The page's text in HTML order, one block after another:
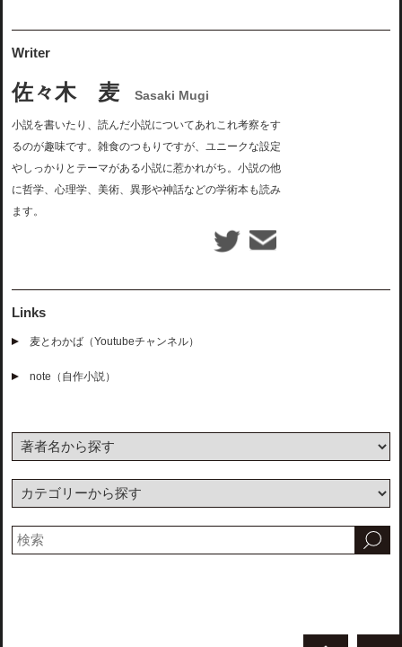
Writer
佐々木 麦 Sasaki Mugi
小説を書いたり、読んだ小説についてあれこれ考察をす
るのが趣味です。雑食のつもりですが、ユニークな設定
やしっかりとテーマがある小説に惹かれがち。小説の他
に哲学、心理学、美術、異形や神話などの学術本も読み
ます。
Links
麦とわかば（Youtubeチャンネル）
note（自作小説）